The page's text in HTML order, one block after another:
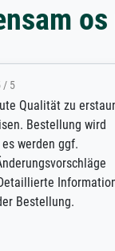
/ 5
recommended.
and payment
was efficient and
expectations.
UK and found the
specific print - I am